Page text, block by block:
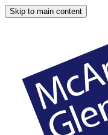
Skip to main content